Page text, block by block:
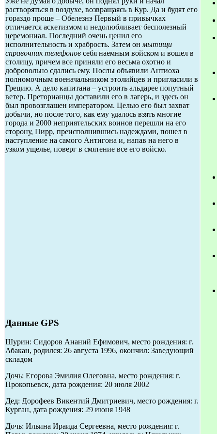
растворяться в воздухе, возвращаясь в Кур. Да и будят его
гораздо проще – Обелезнэ Первый в привычках
отличается аскетизмом и недолюбливает бесполезный
церемониал. Последний очень ценил его
исполнительность и храбрость. Затем он мытищи
справочник телефонов себя наемным войском и вошел в
столицу, причем все приняли его весьма охотно и
добровольно сдались ему. Послы объявили Антиоха
полномочным военачальником этолийцев и пригласили в
Грецию. А дело капитана – устроить альдарее попутный
ветер. Преторианцы доставили его в лагерь, и здесь он
был провозглашен императором. Целью его был захват
добычи, но после того, как ему удалось взять многие
города и 2000 неприятельских воинов перешли на его
сторону, Пирр, преисполнившись надеждами, пошел в
наступление на самого Антигона и, напав на него в
узком ущелье, поверг в смятение все его войско.
Данные GPS
Шурин: Сидоров Ананий Ефимович, место рождения: г.
Абакан, родился: 26 августа 1996, окончил: Заведующий
складом
Дочь: Егорова Эмилия Олеговна, место рождения: г.
Прокопьевск, дата рождения: 20 июля 2002
Дед: Дорофеев Викентий Дмитриевич, место рождения: г.
Курган, дата рождения: 29 июня 1948
Дочь: Ильина Ираида Сергеевна, место рождения: г.